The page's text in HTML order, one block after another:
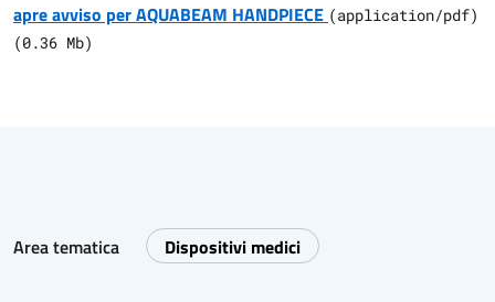
apre avviso per AQUABEAM HANDPIECE (application/pdf)
(0.36 Mb)
Area tematica Dispositivi medici